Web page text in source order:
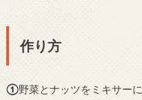
作り方
①野菜とナッツをミキサー